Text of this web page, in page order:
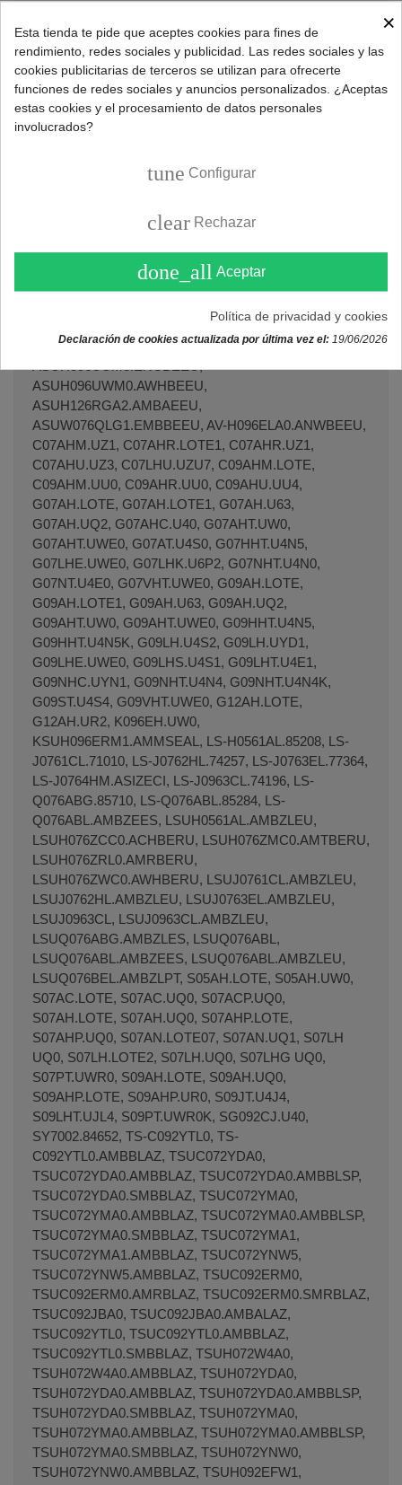
H096UWM4.ENCBEEU, AS-H126RGA2.AMBAEEU, AS-
W076QLG1.EMBBEEU, ASUC076QLA0.AMBBEES,
ASUC076QLL0.AMBBEEU, ASUH056WLA0.EMBBEEU,
ASUH0766KA2.AMBAEEU, ASUH0766KA2.EMBAEEU,
ASUH076PDL2.AWDBEEU, ASUH076PML1.AMTBEEU,
ASUH076PML2.AMTBEEU, ASUH076PUL3.ENCBEEU,
ASUH076QLA0.AMBBEES, ASUH076QLC0.AMBBLPT,
ASUH076ZUL3.ENCBEEU, ASUH076ZWL0.AWHBEEU,
ASUH096QGA2.AMBAEEU,
ASUH096RLA0.AMBBEES, ASUH096RLC0.AMBBLPT,
ASUH096URM0.AMRBEEU,
ASUH096UUM3.ENCBEEU,
ASUH096UWM0.AWHBEEU,
ASUH126RGA2.AMBAEEU,
ASUW076QLG1.EMBBEEU, AV-H096ELA0.ANWBEEU,
C07AHM.UZ1, C07AHR.LOTE1, C07AHR.UZ1,
C07AHU.UZ3, C07LHU.UZU7, C09AHM.LOTE,
C09AHM.UU0, C09AHR.UU0, C09AHU.UU4,
G07AH.LOTE, G07AH.LOTE1, G07AH.U63,
G07AH.UQ2, G07AHC.U40, G07AHT.UW0,
G07AHT.UWE0, G07AT.U4S0, G07HHT.U4N5,
G07LHE.UWE0, G07LHK.U6P2, G07NHT.U4N0,
G07NT.U4E0, G07VHT.UWE0, G09AH.LOTE,
G09AH.LOTE1, G09AH.U63, G09AH.UQ2,
G09AHT.UW0, G09AHT.UWE0, G09HHT.U4N5,
G09HHT.U4N5K, G09LH.U4S2, G09LH.UYD1,
G09LHE.UWE0, G09LHS.U4S1, G09LHT.U4E1,
G09NHC.UYN1, G09NHT.U4N4, G09NHT.U4N4K,
G09ST.U4S4, G09VHT.UWE0, G12AH.LOTE,
G12AH.UR2, K096EH.UW0,
KSUH096ERM1.AMMSEAL, LS-H0561AL.85208, LS-
J0761CL.71010, LS-J0762HL.74257, LS-J0763EL.77364,
LS-J0764HM.ASIZECI, LS-J0963CL.74196, LS-
Q076ABG.85710, LS-Q076ABL.85284, LS-
Q076ABL.AMBZEES, LSUH0561AL.AMBZLEU,
LSUH076ZCC0.ACHBERU, LSUH076ZMC0.AMTBERU,
LSUH076ZRL0.AMRBERU,
LSUH076ZWC0.AWHBERU, LSUJ0761CL.AMBZLEU,
LSUJ0762HL.AMBZLEU, LSUJ0763EL.AMBZLEU,
LSUJ0963CL, LSUJ0963CL.AMBZLEU,
LSUQ076ABG.AMBZLES, LSUQ076ABL,
LSUQ076ABL.AMBZEES, LSUQ076ABL.AMBZLEU,
LSUQ076BEL.AMBZLPT, S05AH.LOTE, S05AH.UW0,
S07AC.LOTE, S07AC.UQ0, S07ACP.UQ0,
S07AH.LOTE, S07AH.UQ0, S07AHP.LOTE,
S07AHP.UQ0, S07AN.LOTE07, S07AN.UQ1, S07LH
UQ0, S07LH.LOTE2, S07LH.UQ0, S07LHG UQ0,
S07PT.UWR0, S09AH.LOTE, S09AH.UQ0,
S09AHP.LOTE, S09AHP.UR0, S09JT.U4J4,
S09LHT.UJL4, S09PT.UWR0K, SG092CJ.U40,
SY7002.84652, TS-C092YTL0, TS-
C092YTL0.AMBBLAZ, TSUC072YDA0,
TSUC072YDA0.AMBBLAZ, TSUC072YDA0.AMBBLSP,
TSUC072YDA0.SMBBLAZ, TSUC072YMA0,
TSUC072YMA0.AMBBLAZ, TSUC072YMA0.AMBBLSP,
TSUC072YMA0.SMBBLAZ, TSUC072YMA1,
TSUC072YMA1.AMBBLAZ, TSUC072YNW5,
TSUC072YNW5.AMBBLAZ, TSUC092ERM0,
TSUC092ERM0.AMRBLAZ, TSUC092ERM0.SMRBLAZ,
TSUC092JBA0, TSUC092JBA0.AMBALAZ,
TSUC092YTL0, TSUC092YTL0.AMBBLAZ,
TSUC092YTL0.SMBBLAZ, TSUH072W4A0,
TSUH072W4A0.AMBBLAZ, TSUH072YDA0,
TSUH072YDA0.AMBBLAZ, TSUH072YDA0.AMBBLSP,
TSUH072YDA0.SMBBLAZ, TSUH072YMA0,
TSUH072YMA0.AMBBLAZ, TSUH072YMA0.AMBBLSP,
TSUH072YMA0.SMBBLAZ, TSUH072YNW0,
TSUH072YNW0.AMBBLAZ, TSUH092EFW1,
×
Esta tienda te pide que aceptes cookies para fines de
rendimiento, redes sociales y publicidad. Las redes sociales y las
cookies publicitarias de terceros se utilizan para ofrecerte
funciones de redes sociales y anuncios personalizados. ¿Aceptas
estas cookies y el procesamiento de datos personales
involucrados?
tune Configurar
clear Rechazar
done_all Aceptar
Política de privacidad y cookies
Declaración de cookies actualizada por última vez el: 19/06/2026